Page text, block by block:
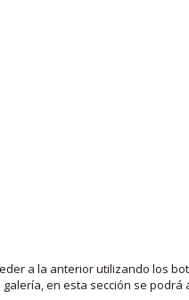
a la anterior utilizando los
en esta sección se